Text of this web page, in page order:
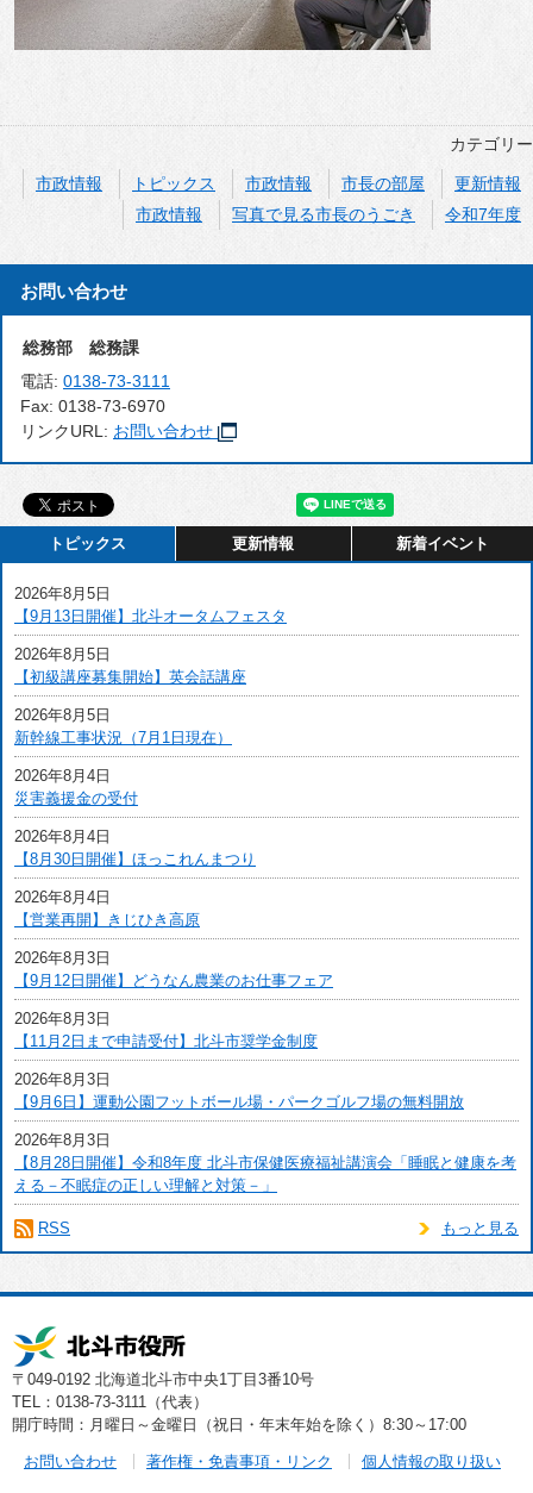
カテゴリー
市政情報 トピックス 市政情報 市長の部屋
更新情報
市政情報
写真で見る市長のうごき 令和7年度
お問い合わせ
総務部 総務課
電話: 0138-73-3111
Fax: 0138-73-6970
リンクURL: お問い合わせ
トピックス 更新情報 新着イベント
2026年8月5日
【9月13日開催】北斗オータムフェスタ
2026年8月5日
【初級講座募集開始】英会話講座
2026年8月5日
新幹線工事状況（7月1日現在）
2026年8月4日
災害義援金の受付
2026年8月4日
【8月30日開催】ほっこれんまつり
2026年8月4日
【営業再開】きじひき高原
2026年8月3日
【9月12日開催】どうなん農業のお仕事フェア
2026年8月3日
【11月2日まで申請受付】北斗市奨学金制度
2026年8月3日
【9月6日】運動公園フットボール場・パークゴルフ場の無料開放
2026年8月3日
【8月28日開催】令和8年度 北斗市保健医療福祉講演会「睡眠と健康を考
える－不眠症の正しい理解と対策－」
もっと見る
RSS
〒049-0192 北海道北斗市中央1丁目3番10号
TEL：0138-73-3111（代表）
開庁時間：月曜日～金曜日（祝日・年末年始を除く）8:30～17:00
お問い合わせ 著作権・免責事項・リンク 個人情報の取り扱い